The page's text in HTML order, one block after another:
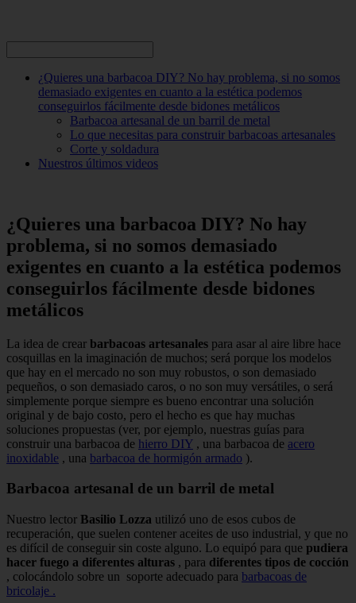
¿Quieres una barbacoa DIY? No hay problema, si no somos
demasiado exigentes en cuanto a la estética podemos
conseguirlos fácilmente desde bidones metálicos
Barbacoa artesanal de un barril de metal
Lo que necesitas para construir barbacoas artesanales
Corte y soldadura
Nuestros últimos videos
¿Quieres una barbacoa DIY? No hay
problema, si no somos demasiado
exigentes en cuanto a la estética podemos
conseguirlos fácilmente desde bidones
metálicos
La idea de crear barbacoas artesanales para asar al aire libre hace
cosquillas en la imaginación de muchos; será porque los modelos
que hay en el mercado no son muy robustos, o son demasiado
pequeños, o son demasiado caros, o no son muy versátiles, o será
simplemente porque siempre es bueno encontrar una solución
original y de bajo costo, pero el hecho es que hay muchas
soluciones propuestas (ver, por ejemplo, nuestras guías para
construir una barbacoa de hierro DIY , una barbacoa de acero
inoxidable , una barbacoa de hormigón armado ).
Barbacoa artesanal de un barril de metal
Nuestro lector Basilio Lozza utilizó uno de esos cubos de
recuperación, que suelen contener aceites de uso industrial, y que no
es difícil de conseguir sin coste alguno. Lo equipó para que pudiera
hacer fuego a diferentes alturas , para diferentes tipos de cocción
, colocándolo sobre un soporte adecuado para barbacoas de
bricolaje .